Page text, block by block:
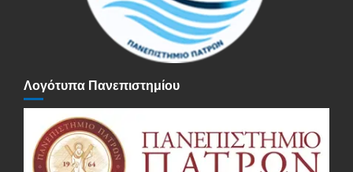
Λογότυπα Πανεπιστημίου